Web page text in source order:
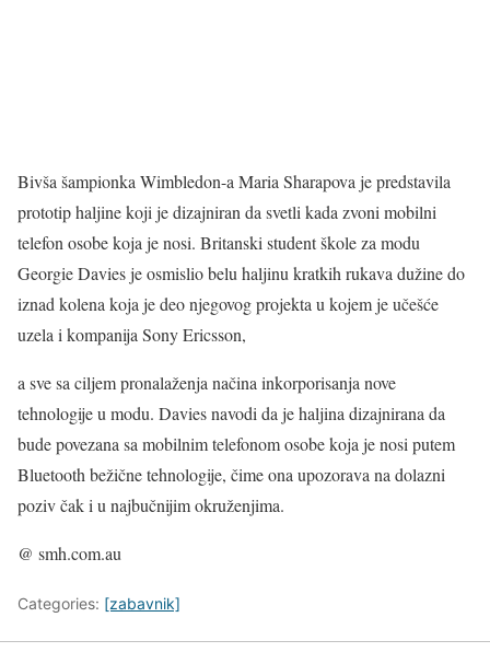
Bivša šampionka Wimbledon-a Maria Sharapova je predstavila
prototip haljine koji je dizajniran da svetli kada zvoni mobilni
telefon osobe koja je nosi. Britanski student škole za modu
Georgie Davies je osmislio belu haljinu kratkih rukava dužine do
iznad kolena koja je deo njegovog projekta u kojem je učešće
uzela i kompanija Sony Ericsson,
a sve sa ciljem pronalaženja načina inkorporisanja nove
tehnologije u modu. Davies navodi da je haljina dizajnirana da
bude povezana sa mobilnim telefonom osobe koja je nosi putem
Bluetooth bežične tehnologije, čime ona upozorava na dolazni
poziv čak i u najbučnijim okruženjima.
@ smh.com.au
Categories: [zabavnik]